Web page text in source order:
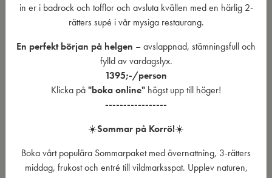
in er i badrock och tofflor och avsluta kvällen med en härlig 2-
rätters supé i vår mysiga restaurang.
En perfekt början på helgen – avslappnad, stämningsfull och
fylld av vardagslyx.
1395;-/person
Klicka på"boka online" högst upp till höger!
-----------------
☀️Sommar på Korrö!☀️
Boka vårt populära Sommarpaket med övernattning, 3-rätters
middag, frukost och entré till vildmarksspat. Upplev naturen,